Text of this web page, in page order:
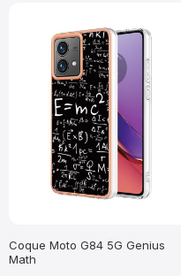
Coque Moto G84 5G Genius
Math